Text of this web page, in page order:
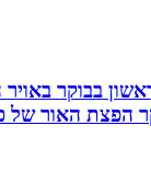
בבוקר
האור של